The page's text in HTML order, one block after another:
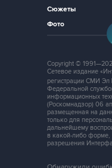
Сюжеты
Фото
Copyright ©
Сетевое издание
регистрации СМИ
Федеральной
информационных
(Роскомнадзор) 06
размещенная на
только для
дальнейшему
в какой-либо форме,
разрешения